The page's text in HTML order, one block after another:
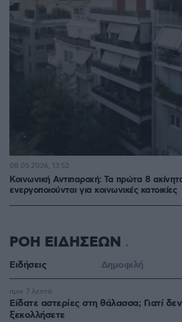
Κοινωνική Αντιπαροχή: Τα πρώτα 8
ενεργοποιούνται για κοινωνικές κατοικίες
08.05.2026, 13:52
ΡΟΗ ΕΙΔΗΣΕΩΝ
Ειδήσεις Δημοφιλή
Είδατε αστερίες στη θάλασσα; Γιατί
ξεκολλήσετε
πριν 7 λεπτά